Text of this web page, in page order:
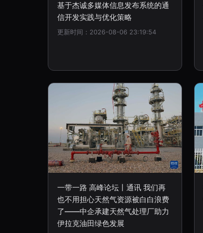
基于杰诚多媒体信息发布系统的通
信开发实践与优化策略
更新时间：2026-08-06 23:19:54
一带一路 高峰论坛丨通讯 我们再
也不用担心天然气资源被白白浪费
了——中企承建天然气处理厂助力
伊拉克油田绿色发展